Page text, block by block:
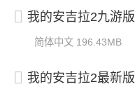
我的安吉拉2九游版
简体中文 196.43MB
我的安吉拉2最新版